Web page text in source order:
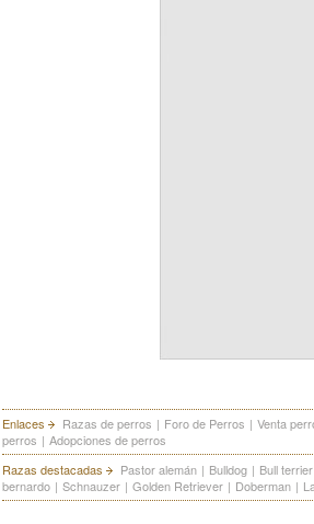
Enlaces Razas de perros | Foro de Perros | Venta
perros | Adopciones de perros
Razas destacadas
Pastor alemán | Bulldog | Bull terrier
bernardo | Schnauzer | Golden Retriever | Doberman |